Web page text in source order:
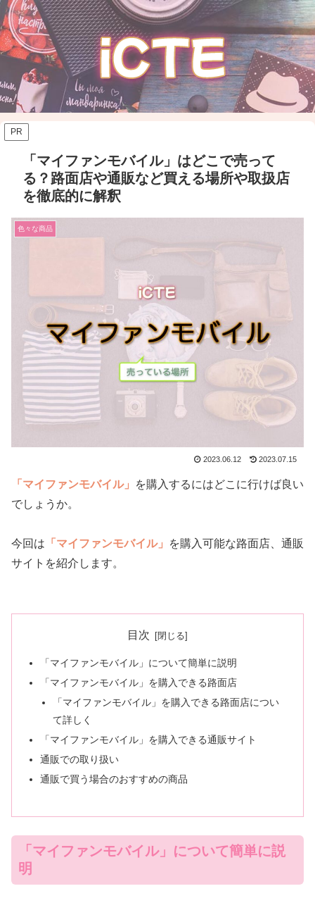
PR
「マイファンモバイル」はどこで売って
る？路面店や通販など買える場所や取扱店
を徹底的に解釈
色々な商品
2023.06.12 2023.07.15
「マイファンモバイル」
を購入するにはどこに行けば良い
でしょうか。
今回は 「マイファンモバイル」
を購入可能な路面店、通販
サイトを紹介します。
目次
「マイファンモバイル」について簡単に説明
「マイファンモバイル」を購入できる路面店
「マイファンモバイル」を購入できる路面店につい
て詳しく
「マイファンモバイル」を購入できる通販サイト
通販での取り扱い
通販で買う場合のおすすめの商品
「マイファンモバイル」について簡単に説
明